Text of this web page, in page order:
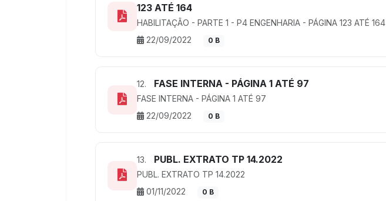
123 ATÉ 164
HABILITAÇÃO - PARTE 1 - P4 ENGENHARIA - PÁGINA 123 ATÉ 164
22/09/2022
0 B
12. FASE INTERNA - PÁGINA 1 ATÉ 97
FASE INTERNA - PÁGINA 1 ATÉ 97
22/09/2022
0 B
13. PUBL. EXTRATO TP 14.2022
PUBL. EXTRATO TP 14.2022
01/11/2022
0 B